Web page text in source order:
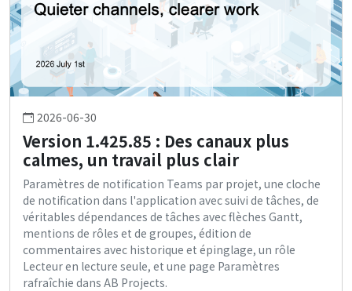
2026-06-30
Version 1.425.85 : Des canaux plus
calmes, un travail plus clair
Paramètres de notification Teams par projet, une cloche
de notification dans l'application avec suivi de tâches, de
véritables dépendances de tâches avec flèches Gantt,
mentions de rôles et de groupes, édition de
commentaires avec historique et épinglage, un rôle
Lecteur en lecture seule, et une page Paramètres
rafraîchie dans AB Projects.